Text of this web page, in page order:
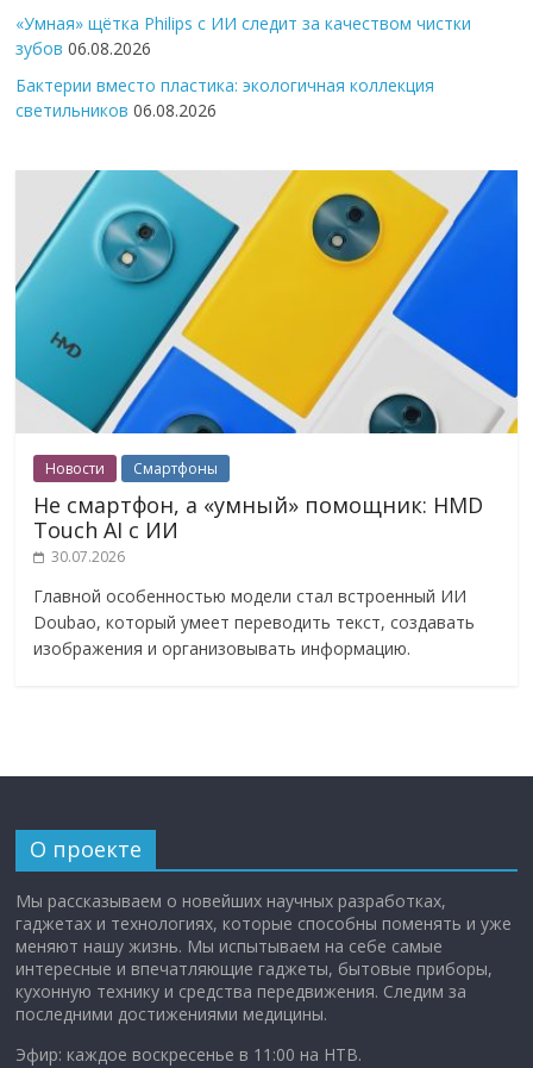
«Умная» щётка Philips с ИИ следит за качеством чистки
зубов 06.08.2026
Бактерии вместо пластика: экологичная коллекция
светильников 06.08.2026
Новости Смартфоны
Не смартфон, а «умный» помощник: HMD
Touch AI с ИИ
30.07.2026
Главной особенностью модели стал встроенный ИИ
Doubao, который умеет переводить текст, создавать
изображения и организовывать информацию.
О проекте
Мы рассказываем о новейших научных разработках,
гаджетах и технологиях, которые способны поменять и уже
меняют нашу жизнь. Мы испытываем на себе самые
интересные и впечатляющие гаджеты, бытовые приборы,
кухонную технику и средства передвижения. Следим за
последними достижениями медицины.
Эфир: каждое воскресенье в 11:00 на НТВ.